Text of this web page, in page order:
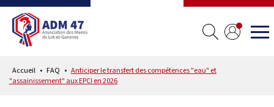
Accueil FAQ
Anticiper le transfert des compétences "eau" et
"assainissement" aux EPCI en 2026